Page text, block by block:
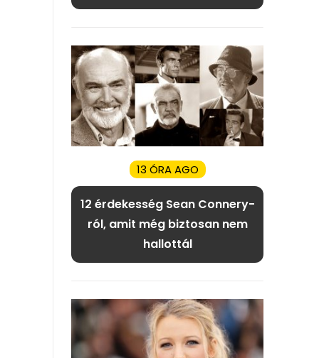
13 ÓRA AGO
12 érdekesség Sean Connery-
ról, amit még biztosan nem
hallottál